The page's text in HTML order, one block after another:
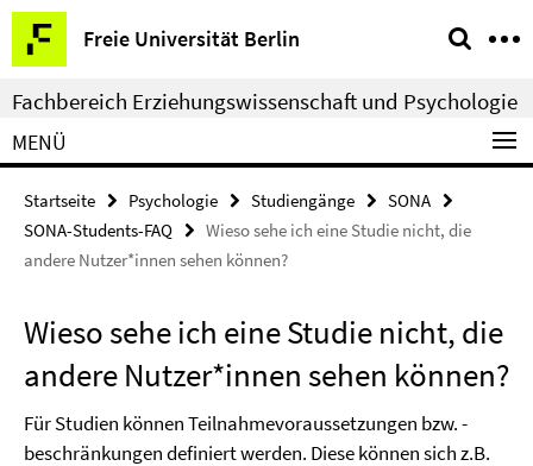
Springe
direkt
zu
Inhalt
Freie Universität Berlin
Service-
Navigation
Fachbereich Erziehungswissenschaft und Psychologie
MENÜ
Startseite Psychologie Studiengänge
SONA
SONA-Students-FAQ
Wieso sehe ich eine Studie nicht, die
andere Nutzer*innen sehen können?
Wieso sehe ich eine Studie nicht, die
andere Nutzer*innen sehen können?
Für Studien können Teilnahmevoraussetzungen bzw. -
beschränkungen definiert werden. Diese können sich z.B.